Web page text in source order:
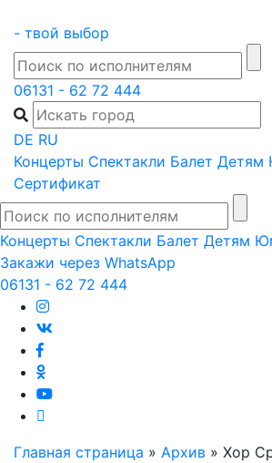
content
- твой выбор
06131 - 62 72 444
DE RU
Концерты Спектакли Балет Детям
Сертификат
Концерты Спектакли Балет Детям
Закажи через WhatsApp
06131 - 62 72 444
Главная страница » Архив » Хор